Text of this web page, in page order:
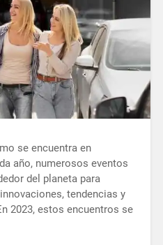
se encuentra en
año, numerosos eventos
del planeta para
tendencias y
2023, estos encuentros se